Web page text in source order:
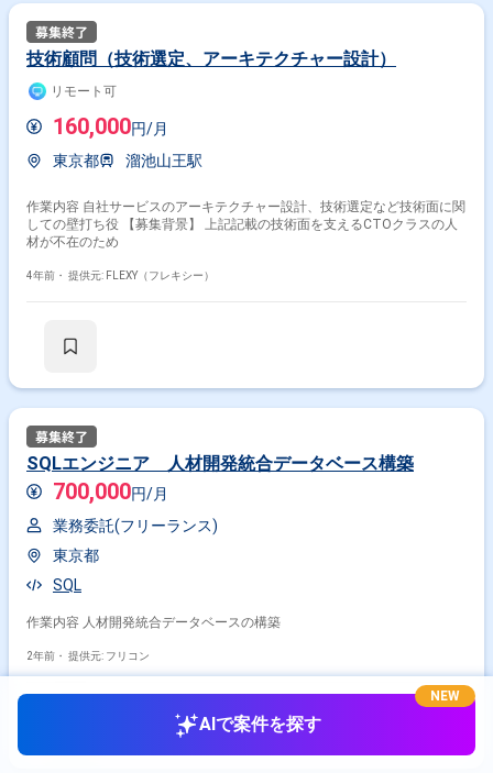
技術顧問（技術選定、アーキテクチャー設計）
リモート可
160,000円/月
東京都
溜池山王駅
作業内容 自社サービスのアーキテクチャー設計、技術選定など技術面に関
しての壁打ち役 【募集背景】 上記記載の技術面を支えるCTOクラスの人
材が不在のため
4年前・ 提供元: FLEXY（フレキシー）
SQLエンジニア 人材開発統合データベース構築
700,000円/月
業務委託(フリーランス)
東京都
SQL
作業内容 人材開発統合データベースの構築
2年前・ 提供元: フリコン
AIで案件を探す
NEW